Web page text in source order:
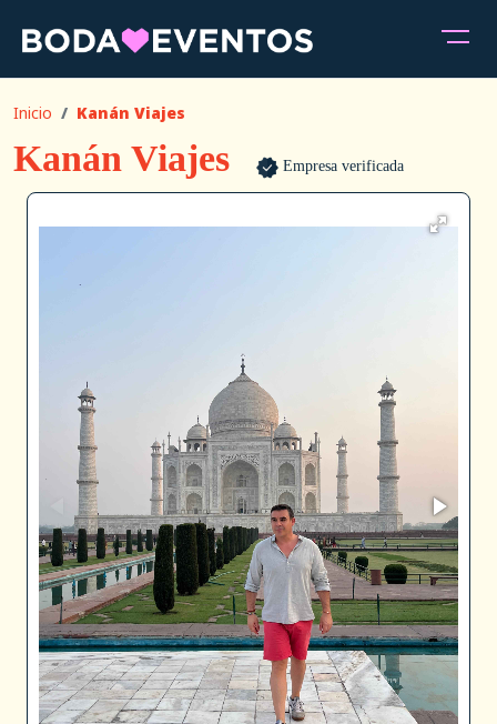
Inicio Kanán Viajes
Kanán Viajes Empresa verificada